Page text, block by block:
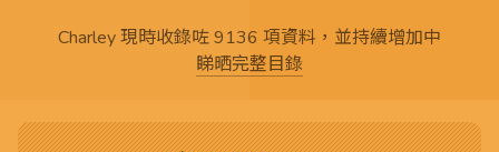
Charley 現時收錄咗 9136 項資料，並持續增加中
睇晒完整目錄